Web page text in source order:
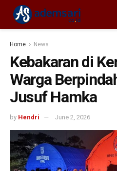
Home News
Kebakaran di
Warga
Jusuf Hamka
by Hendri June 2, 2026